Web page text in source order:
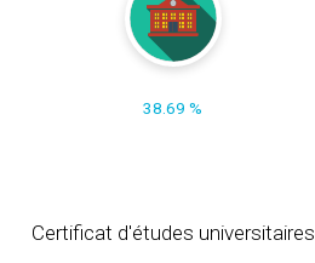
38.69 %
Certificat d'études universitaires